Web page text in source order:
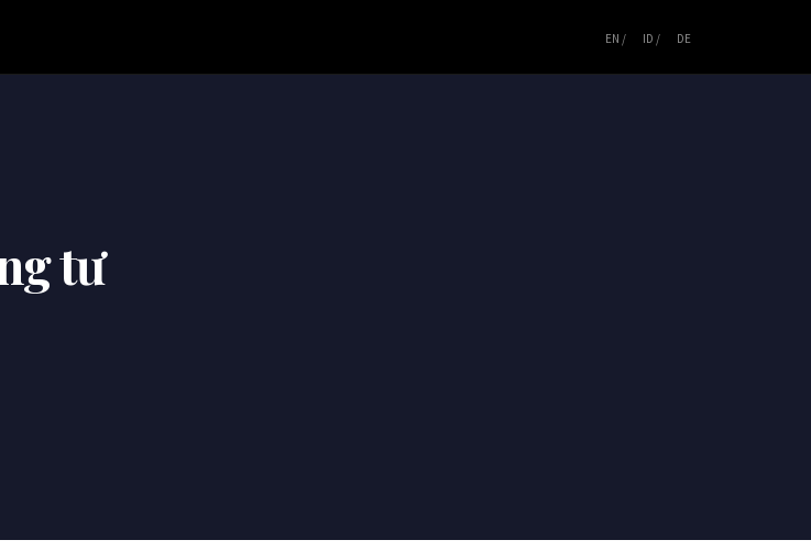
EN / ID / DE
tư